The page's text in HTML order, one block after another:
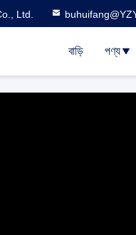
Ltd.
বাড়ি পণ্য